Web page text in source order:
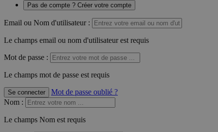
Pas de compte ? Créer votre compte
Email ou Nom d'utilisateur :
Le champs email ou nom d'utilisateur est requis
Mot de passe :
Le champs mot de passe est requis
Se connecter
Mot de passe oublié ?
Nom :
Le champs Nom est requis